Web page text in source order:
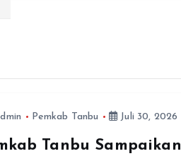
Pemkab Tanbu Juli 30, 2026
Tanbu Sampaikan